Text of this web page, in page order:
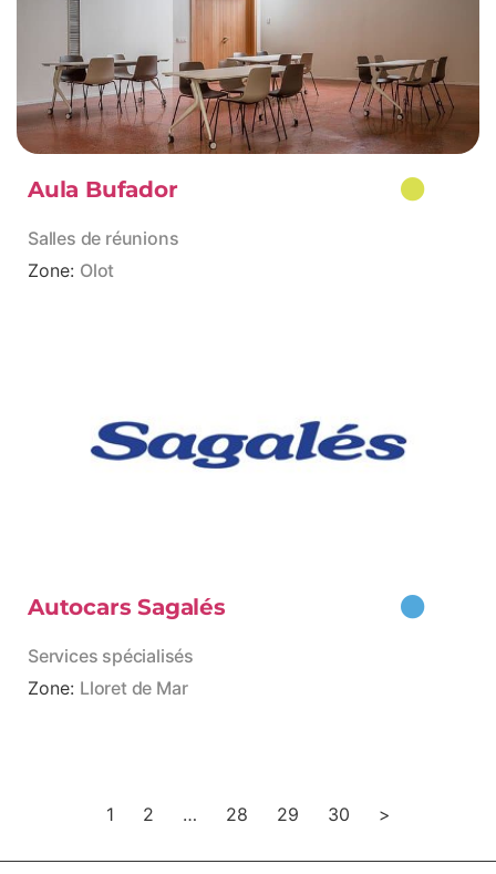
Aula Bufador
Salles de réunions
Zone: Olot
Autocars Sagalés
Services spécialisés
Zone: Lloret de Mar
1 2 … 28 29 30 >